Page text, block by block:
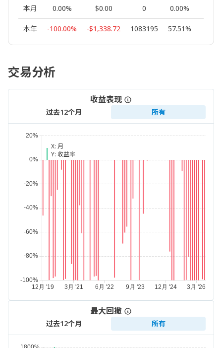
本月 0.00% $0.00 0 0.00%
本年 -100.00% -$1,338.72 1083195 57.51%
交易分析
收益表现
过去12个月 所有
X: 月
Y: 收益率
最大回撤
过去12个月 所有